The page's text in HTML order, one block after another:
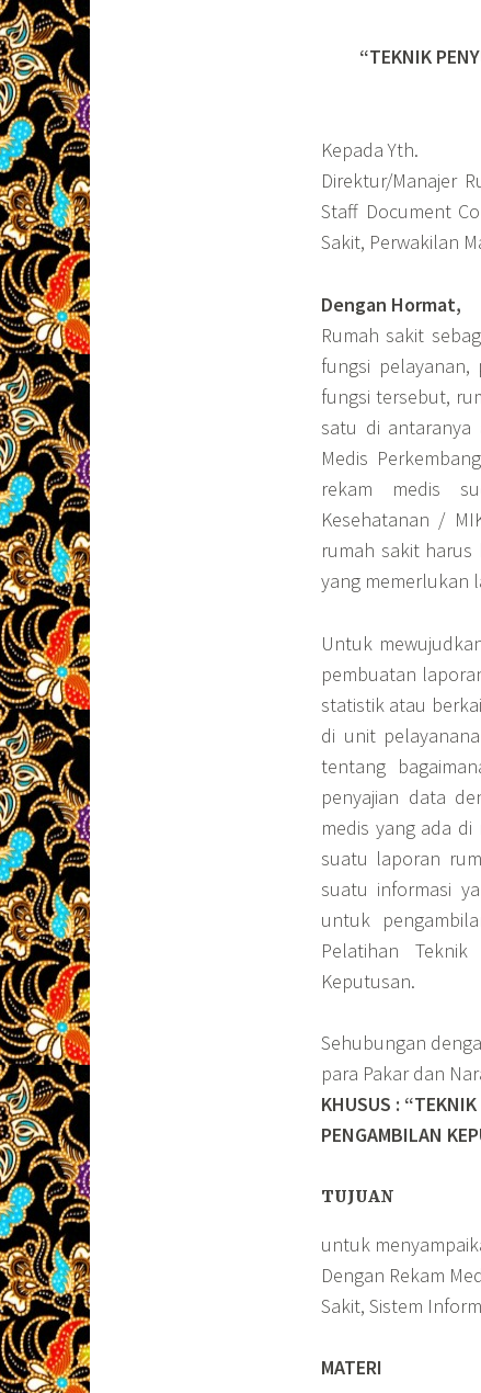
“TEKNIK
Kepada Yth.
Direktur/Manajer
Staff Document
Sakit, Perwakilan
Dengan Hormat,
Rumah sakit
fungsi pelayanan,
fungsi tersebut,
satu di antaranya
Medis
rekam medis
Kesehatanan /
rumah sakit harus
yang memerlukan
Untuk
pembuatan
statistik atau
di unit
tentang
penyajian data
medis yang ada
suatu laporan
suatu informasi
untuk
Pelatihan
Keputusan.
Sehubungan
para Pakar dan
KHUSUS :
PENGAMBILAN
TUJUAN
untuk
Dengan Rekam
Sakit, Sistem
MATERI